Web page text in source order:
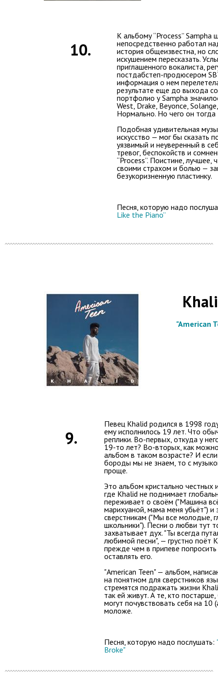
10.
К альбому “Process” Sampha
непосредственно работал
история общеизвестна, но
искушением пересказать.
приглашенного вокалиста,
постдабстеп-продюсером
информация о нем
результате еще до выхода
портфолио у Sampha
West, Drake, Beyonce,
Нормально. Но чего он
Подобная удивительная
искусство — мог бы сказать
уязвимый и неуверенный в
тревог, беспокойств и
“Process”. Поистине,
своими страхом и болью —
безукоризненную пластинку.
Песня, которую надо
Like the Piano”
"American
9.
Певец Khalid родился в 1998
ему исполнилось 19 лет. Что
реплики. Во-первых, откуда у
19-то лет? Во-вторых, как
альбом в таком возрасте? И если
бороды мы не знаем, то с
проще.
Это альбом кристально честных
где Khalid не поднимает
переживает о своём ("Машина
марихуаной, мама меня убьёт") и
сверстникам ("Мы все молодые,
школьники"). Песни о любви тут
захватывает дух. "Ты всегда
любимой песни", — грустно поёт
прежде чем в припеве
оставлять его.
"American Teen" — альбом,
на понятном для сверстников
стремятся подражать жизни
так ей живут. А те, кто
могут почувствовать себя на 10
моложе.
Песня, которую надо послушать:
Broke"